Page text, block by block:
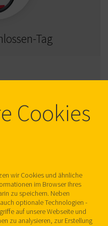
Tag
Tag
Cookies
wir Cookies und ähnliche
im Browser Ihres
zu speichern. Neben
optionale Technologien -
auf unsere Webseite und
zu analysieren, zur Erstellung